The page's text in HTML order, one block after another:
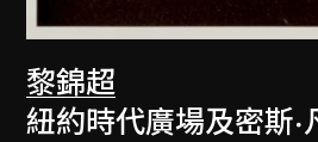
黎錦超
紐約時代廣場及密斯·